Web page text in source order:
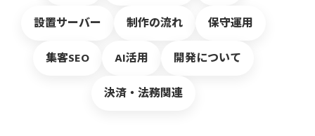
設置サーバー 制作の流れ 保守運用
集客SEO AI活用 開発について
決済・法務関連